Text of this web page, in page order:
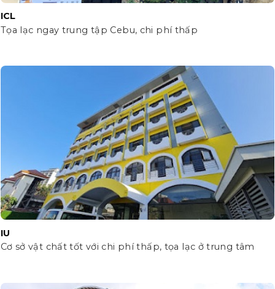
ICL
Tọa lạc ngay trung tập Cebu, chi phí thấp
IU
Cơ sở vật chất tốt với chi phí thấp, tọa lạc ở trung tâm